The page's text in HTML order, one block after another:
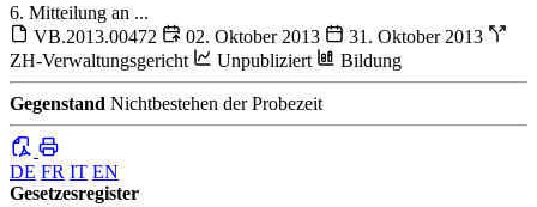
6. Mitteilung an ...
VB.2013.00472
02. Oktober 2013
31. Oktober 2013
ZH-Verwaltungsgericht
Unpubliziert Bildung
Gegenstand Nichtbestehen der Probezeit
DE FR IT EN
Gesetzesregister